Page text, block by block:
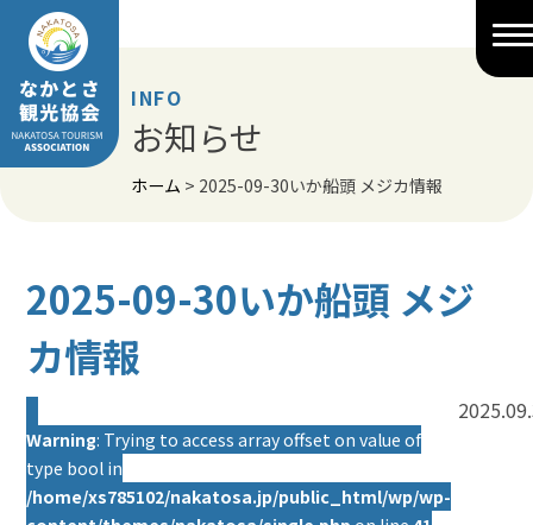
Skip
content
INFO
お知らせ
ホーム > 2025-09-30いか船頭 メジカ情報
2025-09-30いか船頭 メジ
カ情報
Warning: Trying to access array offset on value of
type bool in
/home/xs785102/nakatosa.jp/public_html/wp/wp-